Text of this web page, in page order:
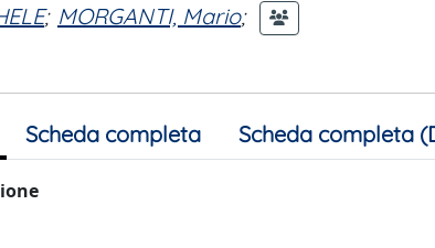
; MORGANTI, Mario;
Scheda completa Scheda completa